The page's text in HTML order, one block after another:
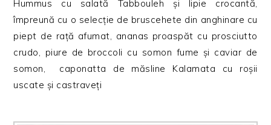
Hummus cu salată Tabbouleh și lipie crocantă,
împreună cu o selecție de bruscehete din anghinare cu
piept de rață afumat, ananas proaspăt cu prosciutto
crudo, piure de broccoli cu somon fume și caviar de
somon, caponatta de măsline Kalamata cu roșii
uscate și castraveți